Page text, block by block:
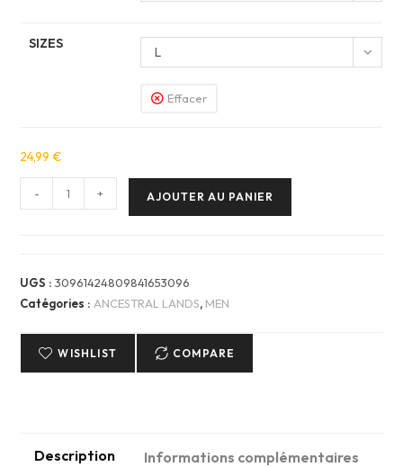
SIZES
L
Effacer
24,99€
de
Shirt
Homme
ANCESTRAL
- + AJOUTER AU PANIER
UGS :30961424809841653096
Catégories : ANCESTRAL LANDS, MEN
WISHLIST COMPARE
Description Informations complémentaires